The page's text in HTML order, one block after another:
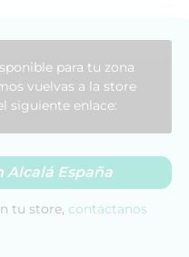
para tu zona
vuelvas a la store
siguiente enlace:
Alcalá España
tu store, contáctanos